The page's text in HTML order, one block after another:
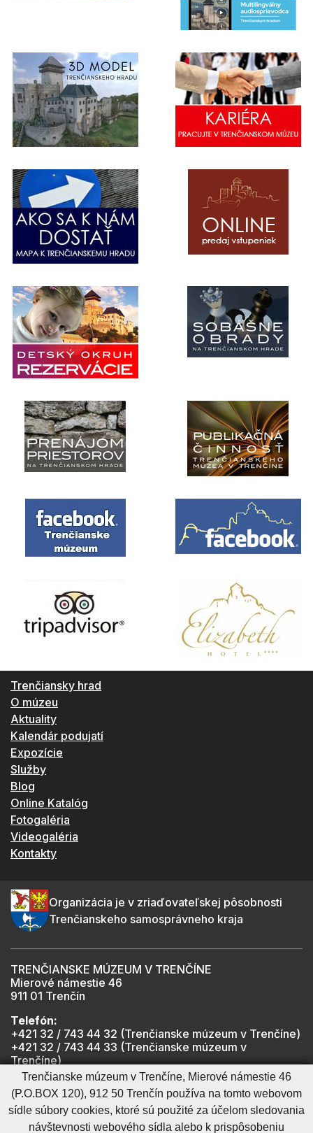
Trenčiansky hrad
O múzeu
Aktuality
Kalendár podujatí
Expozície
Služby
Blog
Online Katalóg
Fotogaléria
Videogaléria
Kontakty
Organizácia je v zriaďovateľskej pôsobnosti
Trenčianskeho samosprávneho kraja
TRENČIANSKE MÚZEUM V TRENČÍNE
Mierové námestie 46
911 01 Trenčín
Telefón:
+421 32 / 743 44 32 (Trenčianske múzeum v Trenčíne)
+421 32 / 743 44 33 (Trenčianske múzeum v
Trenčíne)
+421 901 918 825 (Trenčiansky hrad - informátor -
počas otváracích hodín hradu)
Mapa stránkyRSSCookies nastavenieOchrana osobných údajov
Trenčianske múzeum v Trenčíne, Mierové námestie 46
(P.O.BOX 120), 912 50 Trenčín používa na tomto webovom
sídle súbory cookies, ktoré sú použité za účelom sledovania
návštevnosti webového sídla alebo k prispôsobeniu